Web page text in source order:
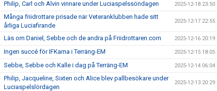
Philip, Carl och Alvin vinnare under Luciaspelssöndagen 2025-12-18 23:50
Många friidrottare prisade när Veteranklubben hade sitt
årliga Luciafirande
2025-12-17 22:55
Läs om Daniel, Sebbe och de andra på Friidrottaren.com 2025-12-16 20:19
Ingen succé för IFKarna i Terräng-EM 2025-12-15 18:05
Sebbe, Sebbe och Kalle i dag på Terräng-EM 2025-12-14 06:04
Philip, Jacqueline, Sixten och Alice blev pallbesökare under
Luciaspelslördagen
2025-12-13 20:29